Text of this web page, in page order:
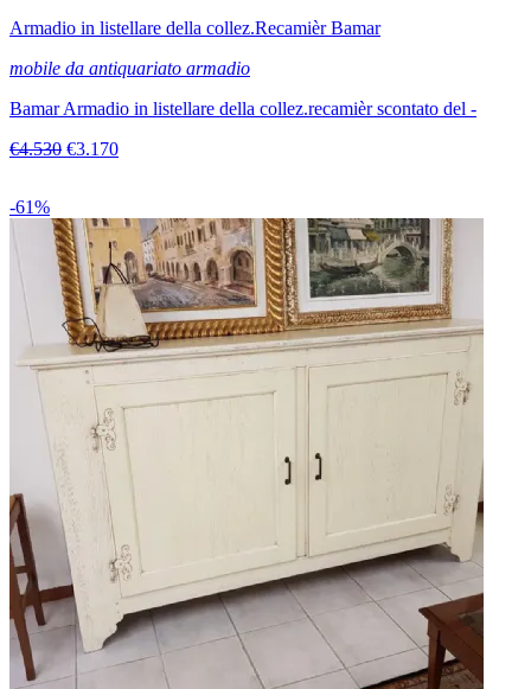
Armadio in listellare della collez.Recamièr Bamar
mobile da antiquariato armadio
Bamar Armadio in listellare della collez.recamièr scontato del -
€4.530 €3.170
-61%